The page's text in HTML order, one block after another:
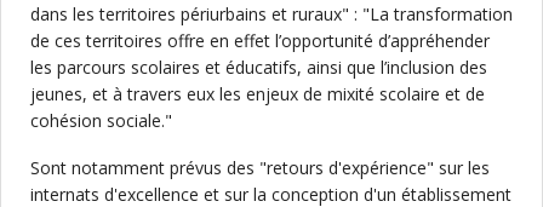
dans les territoires périurbains et ruraux" : "La transformation
de ces territoires offre en effet l’opportunité d’appréhender
les parcours scolaires et éducatifs, ainsi que l’inclusion des
jeunes, et à travers eux les enjeux de mixité scolaire et de
cohésion sociale."
Sont notamment prévus des "retours d'expérience" sur les
internats d'excellence et sur la conception d'un établissement